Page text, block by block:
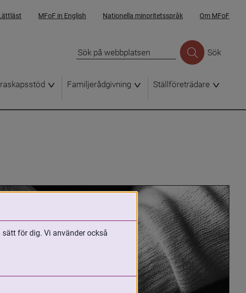
MFoF in English Nationella minoritetsspråk Om MFoF
Sök
Familjerådgivning Ställföreträdare
för dig. Vi använder också